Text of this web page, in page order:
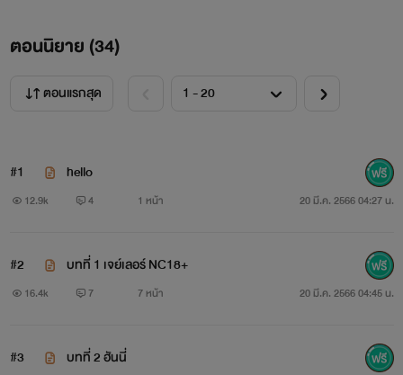
ตอนนิยาย (34)
ตอนแรกสุด
#1 hello
12.9k 4 1 หน้า 20 มี.ค. 2566 04:27 น.
#2 บทที่ 1 เจย์เลอร์ NC18+
16.4k 7 7 หน้า 20 มี.ค. 2566 04:45 น.
#3 บทที่ 2 ฮันนี่